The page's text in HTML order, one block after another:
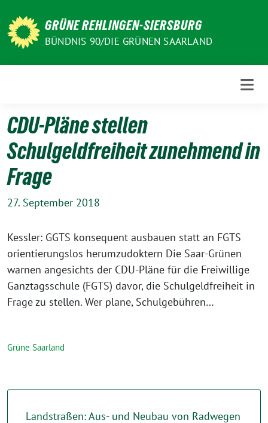
zum
Inhalt
GRÜNE REHLINGEN-SIERSBURG
BÜNDNIS 90/DIE GRÜNEN SAARLAND
CDU-Pläne stellen
Schulgeldfreiheit zunehmend in
Frage
27. September 2018
Kessler: GGTS konsequent ausbauen statt an FGTS
orientierungslos herumzudoktern Die Saar-Grünen
warnen angesichts der CDU-Pläne für die Freiwillige
Ganztagsschule (FGTS) davor, die Schulgeldfreiheit in
Frage zu stellen. Wer plane, Schulgebühren…
Grüne Saarland
Landstraßen: Aus- und Neubau von Radwegen